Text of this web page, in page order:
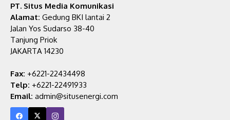
PT. Situs Media Komunikasi
Alamat: Gedung BKI lantai 2
Jalan Yos Sudarso 38-40
Tanjung Priok
JAKARTA 14230
Fax: +6221-22434498
Telp: +6221-22491933
Email: admin@situsenergi.com